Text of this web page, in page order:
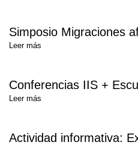
Simposio Migraciones
Leer más
Conferencias IIS +
Leer más
Actividad informativa: